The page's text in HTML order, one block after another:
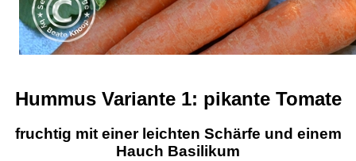
Hummus Variante 1: pikante Tomate
fruchtig mit einer leichten Schärfe und einem
Hauch Basilikum